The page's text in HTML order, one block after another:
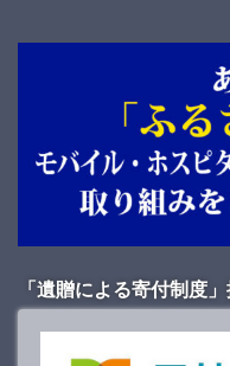
「遺贈による寄付制度